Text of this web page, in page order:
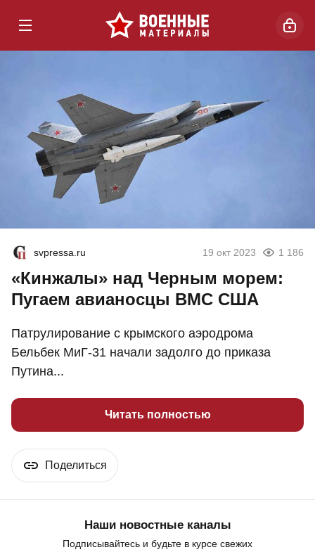
svpressa.ru 19 окт 2023 1 186
«Кинжалы» над Черным морем:
Пугаем авианосцы ВМС США
Патрулирование с крымского аэродрома
Бельбек МиГ-31 начали задолго до приказа
Путина...
Читать полностью
Поделиться
Наши новостные каналы
Подписывайтесь и будьте в курсе свежих